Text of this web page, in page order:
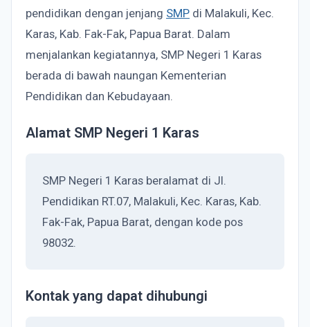
pendidikan dengan jenjang SMP di Malakuli, Kec.
Karas, Kab. Fak-Fak, Papua Barat. Dalam
menjalankan kegiatannya, SMP Negeri 1 Karas
berada di bawah naungan Kementerian
Pendidikan dan Kebudayaan.
Alamat SMP Negeri 1 Karas
SMP Negeri 1 Karas beralamat di Jl.
Pendidikan RT.07, Malakuli, Kec. Karas, Kab.
Fak-Fak, Papua Barat, dengan kode pos
98032.
Kontak yang dapat dihubungi